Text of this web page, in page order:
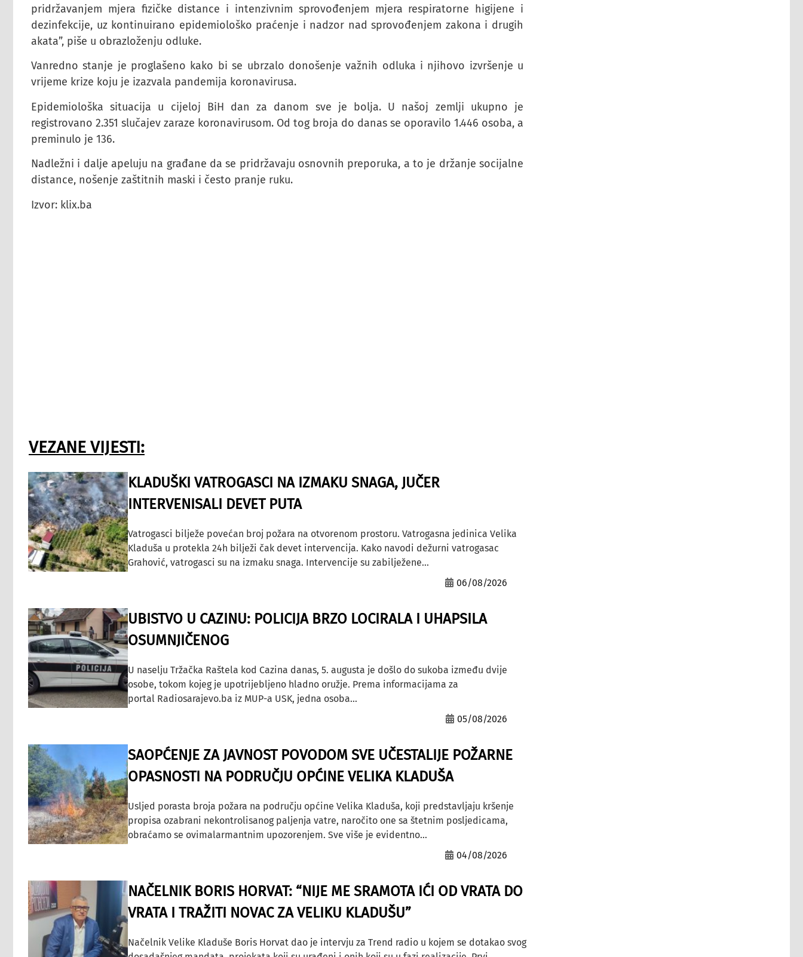
pridržavanjem mjera fizičke distance i intenzivnim sprovođenjem mjera respiratorne higijene i
dezinfekcije, uz kontinuirano epidemiološko praćenje i nadzor nad sprovođenjem zakona i drugih
akata”, piše u obrazloženju odluke.
Vanredno stanje je proglašeno kako bi se ubrzalo donošenje važnih odluka i njihovo izvršenje u
vrijeme krize koju je izazvala pandemija koronavirusa.
Epidemiološka situacija u cijeloj BiH dan za danom sve je bolja. U našoj zemlji ukupno je
registrovano 2.351 slučajev zaraze koronavirusom. Od tog broja do danas se oporavilo 1.446 osoba, a
preminulo je 136.
Nadležni i dalje apeluju na građane da se pridržavaju osnovnih preporuka, a to je držanje socijalne
distance, nošenje zaštitnih maski i često pranje ruku.
Izvor: klix.ba
VEZANE VIJESTI:
KLADUŠKI VATROGASCI NA IZMAKU SNAGA, JUČER
INTERVENISALI DEVET PUTA
Vatrogasci bilježe povećan broj požara na otvorenom prostoru. Vatrogasna jedinica Velika
Kladuša u protekla 24h bilježi čak devet intervencija. Kako navodi dežurni vatrogasac
Grahović, vatrogasci su na izmaku snaga. Intervencije su zabilježene...
06/08/2026
UBISTVO U CAZINU: POLICIJA BRZO LOCIRALA I UHAPSILA
OSUMNJIČENOG
U naselju Tržačka Raštela kod Cazina danas, 5. augusta je došlo do sukoba između dvije
osobe, tokom kojeg je upotrijebljeno hladno oružje. Prema informacijama za
portal Radiosarajevo.ba iz MUP-a USK, jedna osoba...
05/08/2026
SAOPĆENJE ZA JAVNOST POVODOM SVE UČESTALIJE POŽARNE
OPASNOSTI NA PODRUČJU OPĆINE VELIKA KLADUŠA
Usljed porasta broja požara na području općine Velika Kladuša, koji predstavljaju kršenje
propisa ozabrani nekontrolisanog paljenja vatre, naročito one sa štetnim posljedicama,
obraćamo se ovimalarmantnim upozorenjem. Sve više je evidentno...
04/08/2026
NAČELNIK BORIS HORVAT: “NIJE ME SRAMOTA IĆI OD VRATA DO
VRATA I TRAŽITI NOVAC ZA VELIKU KLADUŠU”
Načelnik Velike Kladuše Boris Horvat dao je intervju za Trend radio u kojem se dotakao svog